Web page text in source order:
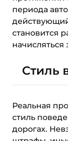
периода
становится
начисляться
Стиль
Реальная
стиль
дорогах.